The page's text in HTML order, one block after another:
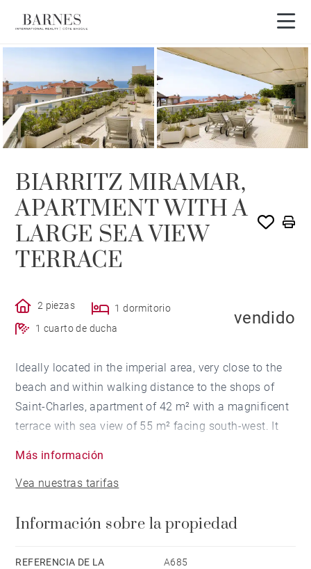
BIARRITZ MIRAMAR,
APARTMENT WITH A
LARGE SEA VIEW
TERRACE
2 piezas
1 dormitorio
1 cuarto de ducha
vendido
Ideally located in the imperial area, very close to the
beach and within walking distance to the shops of
Saint-Charles, apartment of 42 m² with a magnificent
terrace with sea view of 55 m² facing south-west. It
will be required. Parking and a cellar complete this
Más información
Vea nuestras tarifas
Información sobre la propiedad
REFERENCIA DE LA
A685